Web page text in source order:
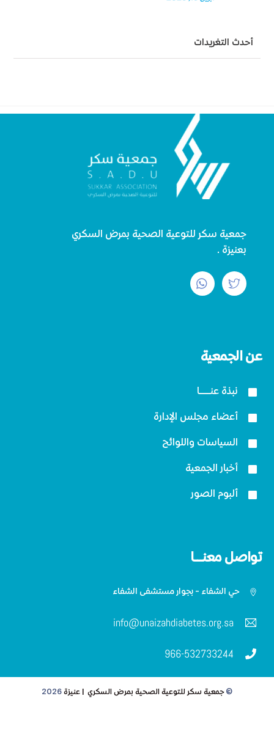
أحدث التغريدات
جمعية سكر للتوعية الصحية بمرض السكري
بعنيزة.
عن الجمعية
نبذة عنــــــا
أعضاء مجلس الإدارة
السياسات واللوائح
أخبار الجمعية
ألبوم الصور
تواصل معنـــا
حي الشفاء - بجوار مستشفى الشفاء
info@unaizahdiabetes.org.sa
966-532733244
©جمعية سكر للتوعية الصحية بمرض السكري | عنيزة